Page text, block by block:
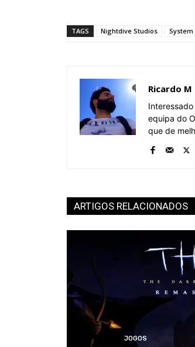
TAGS Nightdive Studios System
Ricardo M
equipa do
que de
ARTIGOS RELACIONADOS
JOGOS